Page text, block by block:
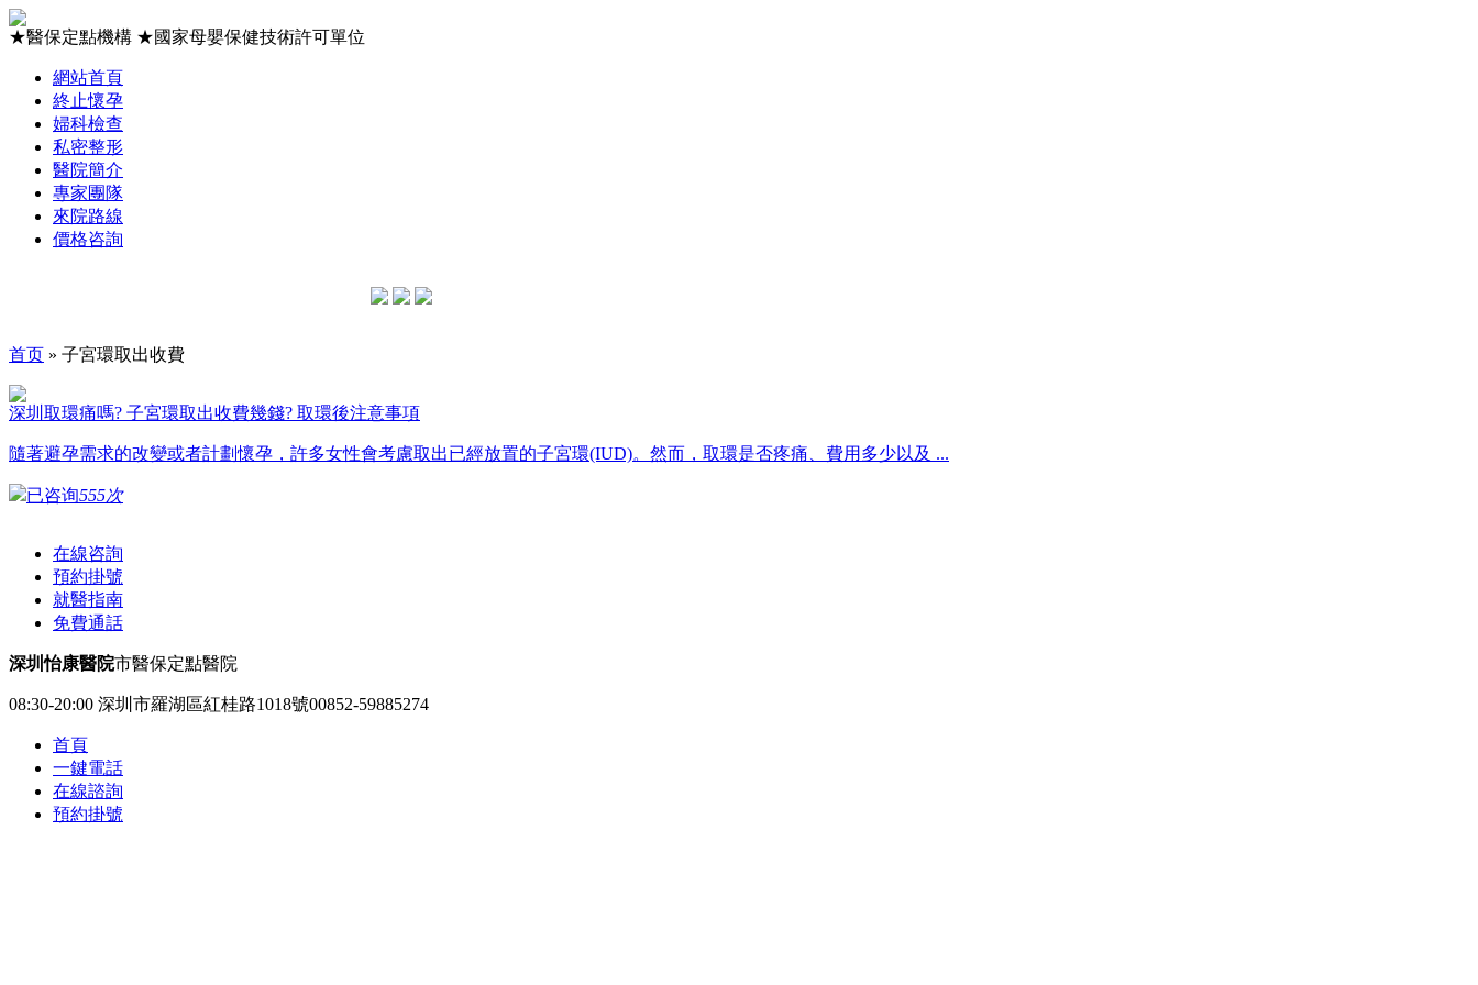
★醫保定點機構 ★國家母嬰保健技術許可單位
網站首頁
終止懷孕
婦科檢查
私密整形
醫院簡介
專家團隊
來院路線
價格咨詢
首页 » 子宮環取出收費
深圳取環痛嗎? 子宮環取出收費幾錢? 取環後注意事項
隨著避孕需求的改變或者計劃懷孕，許多女性會考慮取出已經放置的子宮環(IUD)。然而，取環是否疼痛、費用多少以及 ...
已咨询555次
在線咨詢
預約掛號
就醫指南
免費通話
深圳怡康醫院市醫保定點醫院
08:30-20:00 深圳市羅湖區紅桂路1018號00852-59885274
首頁
一鍵電話
在線諮詢
預約掛號